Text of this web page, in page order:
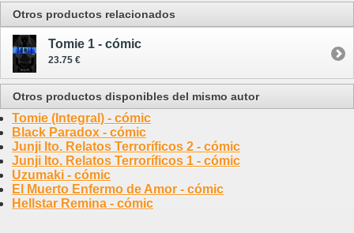
Otros productos relacionados
Tomie 1 - cómic
23.75 €
Otros productos disponibles del mismo autor
Tomie (Integral) - cómic
Black Paradox - cómic
Junji Ito. Relatos Terroríficos 2 - cómic
Junji Ito. Relatos Terroríficos 1 - cómic
Uzumaki - cómic
El Muerto Enfermo de Amor - cómic
Hellstar Remina - cómic